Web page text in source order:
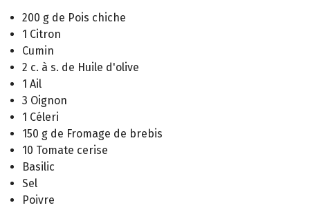
200 g de Pois chiche
1 Citron
Cumin
2 c. à s. de Huile d'olive
1 Ail
3 Oignon
1 Céleri
150 g de Fromage de brebis
10 Tomate cerise
Basilic
Sel
Poivre